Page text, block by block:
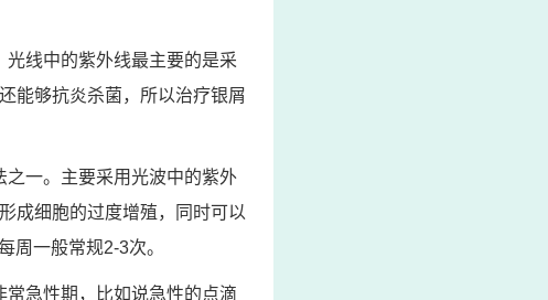
线中的紫外线最主要的是采
能够抗炎杀菌，所以治疗银屑
一。主要采用光波中的紫外
成细胞的过度增殖，同时可以
周一般常规2-3次。
急性期，比如说急性的点滴